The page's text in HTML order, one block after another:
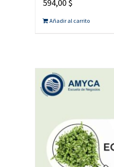
594,00$
Añadir al carrito